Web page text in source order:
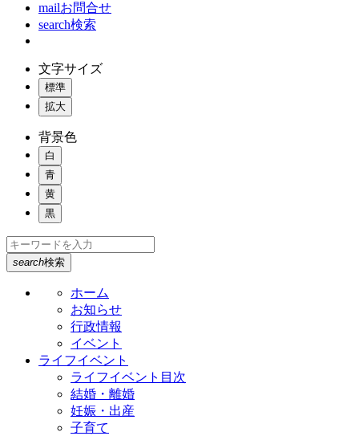
mailお問合せ
search検索
文字サイズ
標準
拡大
背景色
白
青
黄
黒
search検索
ホーム
お知らせ
行政情報
イベント
ライフイベント
ライフイベント目次
結婚・離婚
妊娠・出産
子育て